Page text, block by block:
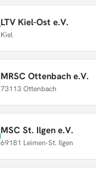
LTV Kiel-Ost e.V.
Kiel
MRSC Ottenbach e.V.
73113 Ottenbach
MSC St. Ilgen e.V.
69181 Leimen-St. Ilgen